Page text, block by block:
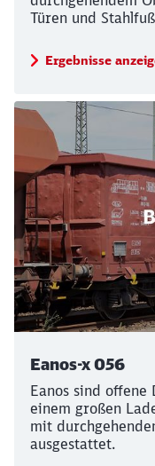
Türen und
Ergebnisse
Eanos-x 056
Eanos sind
einem großen
mit
ausgestattet.